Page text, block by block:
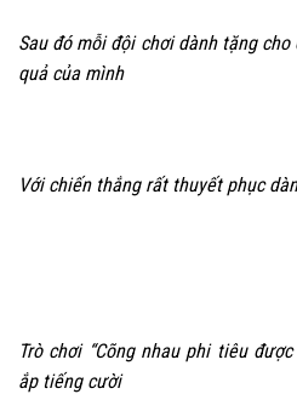
Sau đó mỗi đội chơi dành tặng
quả của mình
Với chiến thắng rất thuyết phục
Trò chơi “Cõng nhau phi tiêu
ắp tiếng cười